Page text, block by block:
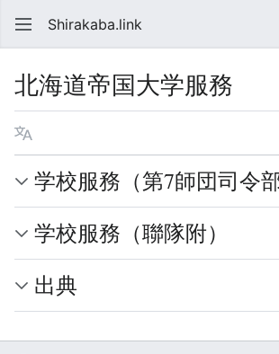
Shirakaba.link
北海道帝国大学服務
言語
学校服務（第7師団司令部
学校服務（聯隊附）
出典